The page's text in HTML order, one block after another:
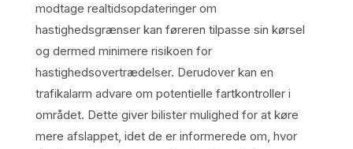
modtage realtidsopdateringer om
hastighedsgrænser kan føreren tilpasse sin kørsel
og dermed minimere risikoen for
hastighedsovertrædelser. Derudover kan en
trafikalarm advare om potentielle fartkontroller i
området. Dette giver bilister mulighed for at køre
mere afslappet, idet de er informerede om, hvor